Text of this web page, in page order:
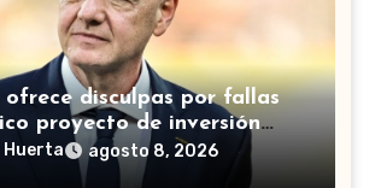
disculpas por fallas
proyecto de inversión
la FIFA
Huerta agosto 8, 2026